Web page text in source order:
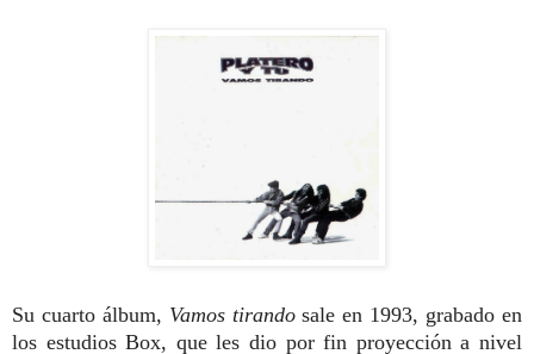
Su cuarto álbum, Vamos tirandosale en 1993, grabado en
los estudios Box, que les dio por fin proyección a nivel